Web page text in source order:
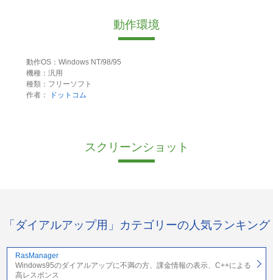
動作環境
動作OS：Windows NT/98/95
機種：汎用
種類：フリーソフト
作者：
ドットコム
スクリーンショット
「ダイアルアップ用」カテゴリーの人気ランキング
RasManager
Windows95のダイアルアップに不満の方、課金情報の表示、C++による
高レスポンス